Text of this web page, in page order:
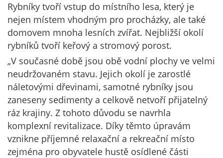
Rybníky tvoří vstup do místního lesa, který je
nejen místem vhodným pro procházky, ale také
domovem mnoha lesních zvířat. Nejbližší okolí
rybníků tvoří keřový a stromový porost.
„V současné době jsou obě vodní plochy ve velmi
neudržovaném stavu. Jejich okolí je zarostlé
náletovými dřevinami, samotné rybníky jsou
zaneseny sedimenty a celkově netvoří přijatelný
ráz krajiny. Z tohoto důvodu se navrhla
komplexní revitalizace. Díky těmto úpravám
vznikne příjemné relaxační a rekreační místo
zejména pro obyvatele hustě osídlené části